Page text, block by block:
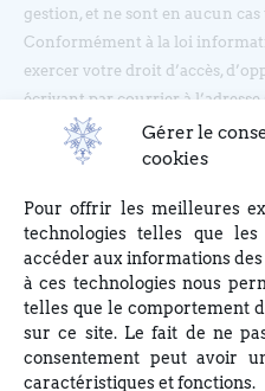
Gérer le
cookies
Pour offrir les meilleures
technologies telles que
accéder aux informations
à ces technologies nous
telles que le comportement
sur ce site. Le fait de ne
consentement peut avoir
caractéristiques et fonctions.
gestion, et ne sont en aucun cas
Conformément à la loi
exercer votre droit d’accès,
écrivant par courrier à l’adresse
DU BOUCLIER, 4 rue du
écrivant à eglise(at)lebouclier.fr
Je